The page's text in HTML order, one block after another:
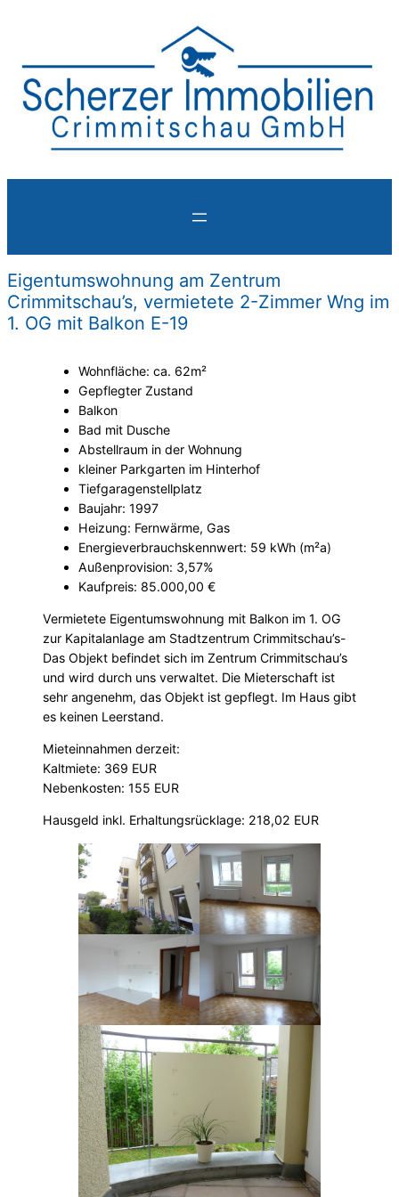
Eigentumswohnung am Zentrum
Crimmitschau’s, vermietete 2-Zimmer Wng im
1. OG mit Balkon E-19
Wohnfläche: ca. 62m²
Gepflegter Zustand
Balkon
Bad mit Dusche
Abstellraum in der Wohnung
kleiner Parkgarten im Hinterhof
Tiefgaragenstellplatz
Baujahr: 1997
Heizung: Fernwärme, Gas
Energieverbrauchskennwert: 59 kWh (m²a)
Außenprovision: 3,57%
Kaufpreis: 85.000,00 €
Vermietete Eigentumswohnung mit Balkon im 1. OG
zur Kapitalanlage am Stadtzentrum Crimmitschau’s-
Das Objekt befindet sich im Zentrum Crimmitschau’s
und wird durch uns verwaltet. Die Mieterschaft ist
sehr angenehm, das Objekt ist gepflegt. Im Haus gibt
es keinen Leerstand.
Mieteinnahmen derzeit:
Kaltmiete: 369 EUR
Nebenkosten: 155 EUR
Hausgeld inkl. Erhaltungsrücklage: 218,02 EUR